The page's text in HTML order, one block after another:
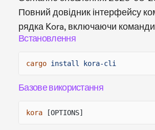
Повний довідник інтерфейсу
рядка Kora, включаючи команди
Встановлення
cargo install kora-cli
Базове використання
kora [OPTIONS]